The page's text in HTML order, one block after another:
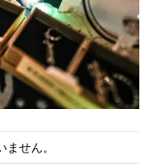
せん。